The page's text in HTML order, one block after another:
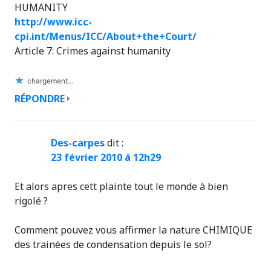
HUMANITY
http://www.icc-
cpi.int/Menus/ICC/About+the+Court/
Article 7: Crimes against humanity
chargement…
RÉPONDRE
Des-carpesdit :
23 février 2010 à 12h29
Et alors apres cett plainte tout le monde à bien
rigolé ?
Comment pouvez vous affirmer la nature CHIMIQUE
des trainées de condensation depuis le sol?